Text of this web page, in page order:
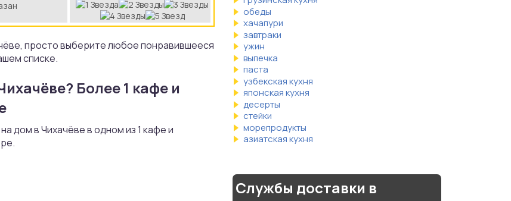
просто выберите любое понравившееся
списке.
Более 1 кафе и
дом в Чихачёве в одном из 1 кафе и
обеды
хачапури
завтраки
ужин
выпечка
паста
узбекская кухня
японская кухня
десерты
стейки
морепродукты
азиатская кухня
Службы доставки в